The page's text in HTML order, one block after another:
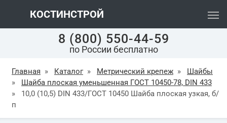
КОСТИНСТРОЙ
8 (800) 550-44-59
по России бесплатно
Главная » Каталог » Метрический крепеж »
Шайбы
»
Шайба плоская уменьшенная ГОСТ 10450-78, DIN 433
»
10,0 (10,5) DIN 433/ГОСТ 10450 Шайба плоская узкая, б/
п